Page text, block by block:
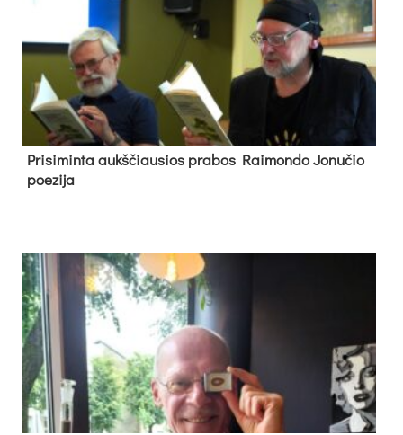
Pri­si­min­ta aukš­čiau­sios pra­bos Rai­mon­do Jo­nu­čio
poe­zi­ja